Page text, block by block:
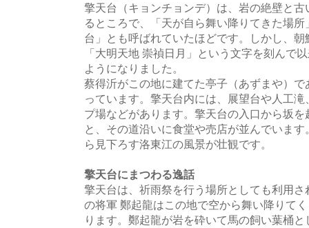
擎天台（キョンチョンデ）は、岩の絶壁と
るところで、「天が自ら舞い降りてきた場
台」とも呼ばれていたほどです。しかし、
「大明天地 崇禎日月」という文字を刻んで
ようになりました。
蔡得沂がこの地に建てた亭子（あずまや）
っています。擎天台内には、展望台や人工
プ場などがあります。擎天台の入口から坂
と、その道沿いに食堂や売店が並んでいま
ら見下ろす洛東江の風景が壮観です。
擎天台にまつわる逸話
擎天台は、祈雨祭を行う場所としても利用
の将軍 鄭起龍はこの地で空から舞い降りて
ります。鄭起龍が岩を砕いて馬の飼い葉桶